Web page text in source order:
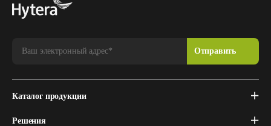
Каталог продукции
Решения